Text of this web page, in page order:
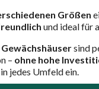
Größen
und ideal für
sind
– ohne hohe
jedes Umfeld ein.